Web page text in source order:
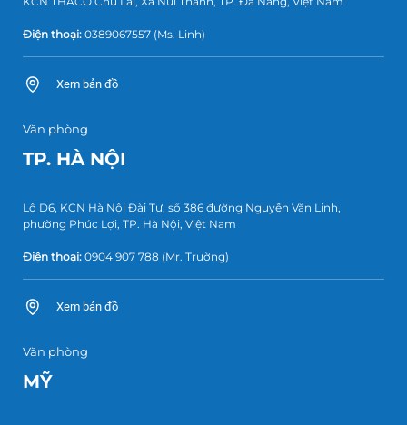
Điện thoại: 0389067557 (Ms. Linh)
Xem bản đồ
Văn phòng
TP. HÀ NỘI
Lô D6, KCN Hà Nội Đài Tư, số 386 đường Nguyễn Văn Linh,
phường Phúc Lợi, TP. Hà Nội, Việt Nam
Điện thoại: 0904 907 788 (Mr. Trường)
Xem bản đồ
Văn phòng
MỸ